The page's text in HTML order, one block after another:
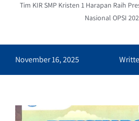
Tim KIR SMP Kristen 1 Harapan Raih
Nasional OPSI
November 16, 2025